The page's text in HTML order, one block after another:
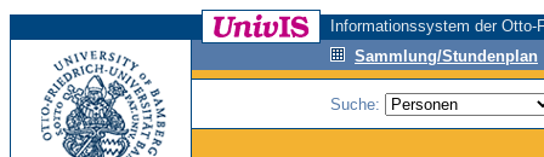
Informationssystem der
Sammlung/Stundenplan
Suche: